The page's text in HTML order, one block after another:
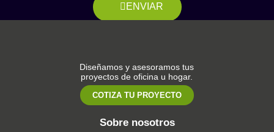
ENVIAR
Diseñamos y asesoramos tus
proyectos de oficina u hogar.
COTIZA TU PROYECTO
Sobre nosotros